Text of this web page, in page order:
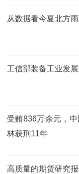
从数据看今夏北方
工信部装备工业发
受贿836万余元，
林获刑11年
高质量的期货研究